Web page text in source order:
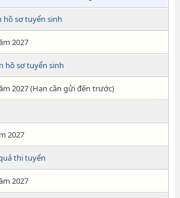
hồ sơ tuyển sinh
2027
hồ sơ tuyển sinh
2027 (Hạn cần gửi đến trước)
2027
thi tuyển
2027